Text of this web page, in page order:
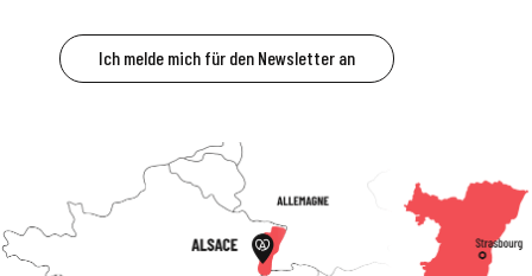
Ich melde mich für den Newsletter an